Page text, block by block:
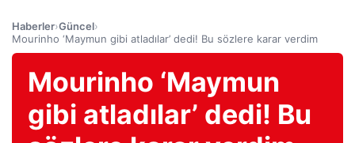
Haberler›Güncel›
Mourinho ‘Maymun gibi atladılar’ dedi! Bu sözlere karar verdim
Mourinho ‘Maymun
gibi atladılar’ dedi! Bu